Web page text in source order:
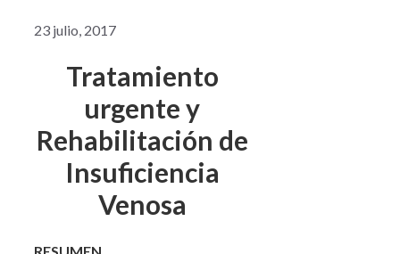
23 julio, 2017
Tratamiento
urgente y
Rehabilitación de
Insuficiencia
Venosa